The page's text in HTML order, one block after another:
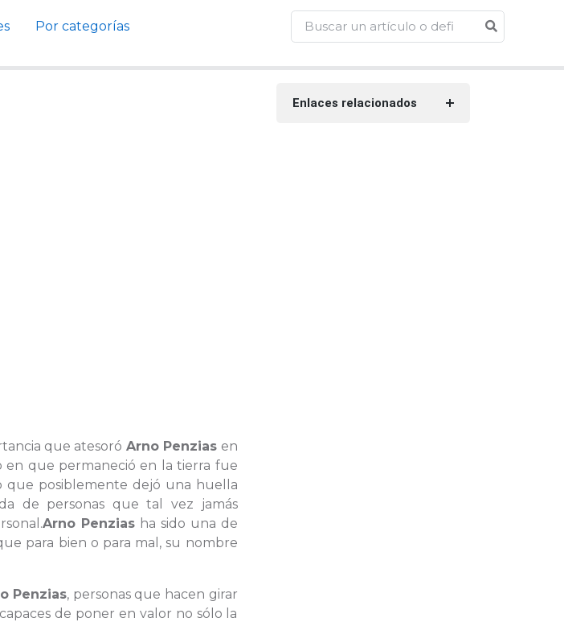
Por categorías
que atesoró Arno Penzias en
en que permaneció en la tierra fue
que posiblemente dejó una huella
de personas que tal vez jamás
Arno Penziasha sido una de
para bien o para mal, su nombre
Penzias, personas que hacen girar
de poner en valor no sólo la
Enlaces relacionados